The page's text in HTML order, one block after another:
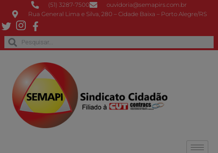
(51) 3287-7500
ouvidoria@semapirs.com.br
Rua General Lima e Silva, 280 – Cidade Baixa – Porto Alegre/RS